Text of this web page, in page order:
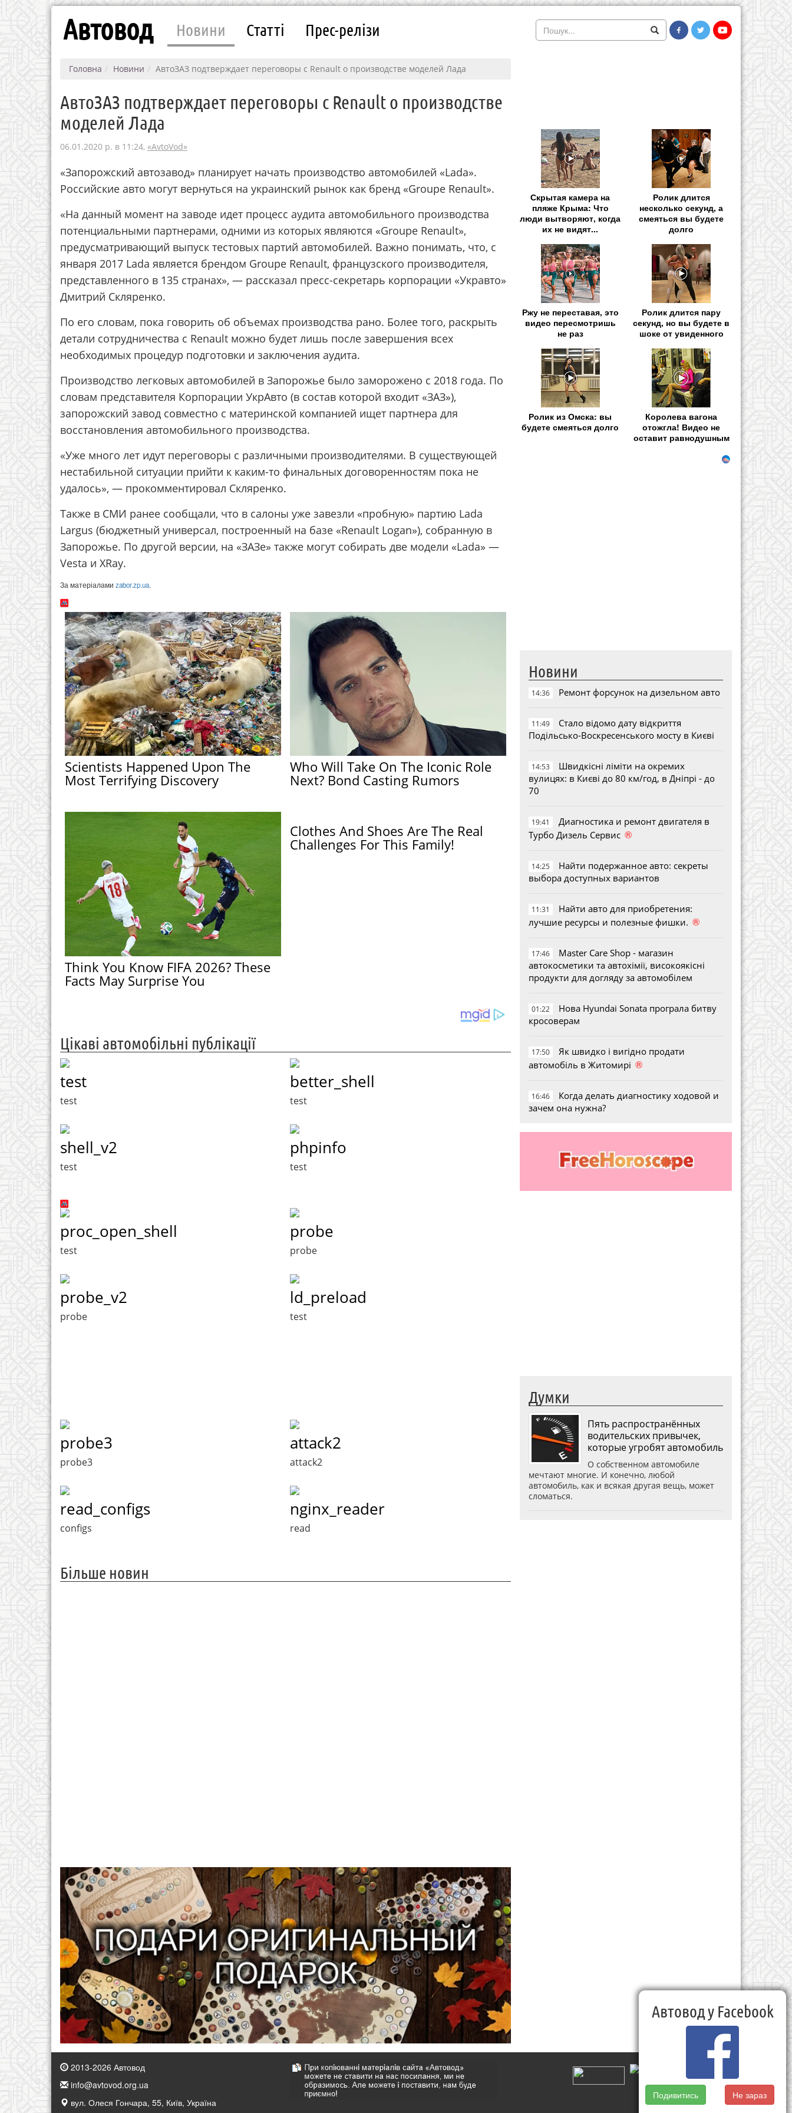
Автовод Новини Статті Прес-релізи
Головна Новини АвтоЗАЗ подтверждает переговоры с Renault о производстве моделей Лада
АвтоЗАЗ подтверждает переговоры с Renault о производстве
моделей Лада
06.01.2020 р. в 11:24, «AvtoVod»
«Запорожский автозавод» планирует начать производство автомобилей «Lada».
Российские авто могут вернуться на украинский рынок как бренд «Groupe Renault».
«На данный момент на заводе идет процесс аудита автомобильного производства
потенциальными партнерами, одними из которых являются «Groupe Renault»,
предусматривающий выпуск тестовых партий автомобилей. Важно понимать, что, с
января 2017 Lada является брендом Groupe Renault, французского производителя,
представленного в 135 странах», — рассказал пресс-секретарь корпорации «Укравто»
Дмитрий Скляренко.
По его словам, пока говорить об объемах производства рано. Более того, раскрыть
детали сотрудничества с Renault можно будет лишь после завершения всех
необходимых процедур подготовки и заключения аудита.
Производство легковых автомобилей в Запорожье было заморожено с 2018 года. По
словам представителя Корпорации УкрАвто (в состав которой входит «ЗАЗ»),
запорожский завод совместно с материнской компанией ищет партнера для
восстановления автомобильного производства.
«Уже много лет идут переговоры с различными производителями. В существующей
нестабильной ситуации прийти к каким-то финальных договоренностям пока не
удалось», — прокомментировал Скляренко.
Также в СМИ ранее сообщали, что в салоны уже завезли «пробную» партию Lada
Largus (бюджетный универсал, построенный на базе «Renault Logan»), собранную в
Запорожье. По другой версии, на «ЗАЗе» также могут собирать две модели «Lada» —
Vesta и XRay.
За матеріалами zabor.zp.ua.
Scientists Happened Upon The
Most Terrifying Discovery
Who Will Take On The Iconic Role
Next? Bond Casting Rumors
Think You Know FIFA 2026? These
Facts May Surprise You
Clothes And Shoes Are The Real
Challenges For This Family!
Цікаві автомобільні публікації
test
test
better_shell
test
shell_v2
test
phpinfo
test
proc_open_shell
test
probe
probe
probe_v2
probe
ld_preload
test
probe3
probe3
attack2
attack2
read_configs
configs
nginx_reader
read
Більше новин
Скрытая камера на
пляже Крыма: Что
люди вытворяют, когда
их не видят...
Ролик длится
несколько секунд, а
смеяться вы будете
долго
Ржу не переставая, это
видео пересмотришь
не раз
Ролик длится пару
секунд, но вы будете в
шоке от увиденного
Ролик из Омска: вы
будете смеяться долго
Королева вагона
отожгла! Видео не
оставит равнодушным
Новини
14:36 Ремонт форсунок на дизельном авто
11:49
Стало відомо дату відкриття
Подільсько-Воскресенського мосту в Києві
14:53
Швидкісні ліміти на окремих
вулицях: в Києві до 80 км/год, в Дніпрі - до
70
19:41
Диагностика и ремонт двигателя в
Турбо Дизель Сервис ®
14:25
Найти подержанное авто: секреты
выбора доступных вариантов
11:31
Найти авто для приобретения:
лучшие ресурсы и полезные фишки. ®
17:46
Master Care Shop - магазин
автокосметики та автохімії, високоякісні
продукти для догляду за автомобілем
01:22
Нова Hyundai Sonata програла битву
кросоверам
17:50
Як швидко і вигідно продати
автомобіль в Житомирі ®
16:46
Когда делать диагностику ходовой и
зачем она нужна?
Думки
Пять распространённых
водительских привычек,
которые угробят автомобиль
О собственном автомобиле
мечтают многие. И конечно, любой
автомобиль, как и всякая другая вещь, может
сломаться.
2013-2026 Автовод
info@avtovod.org.ua
вул. Олеся Гончара, 55, Київ, Україна
Автовод у Facebook
Подивитись Не зараз